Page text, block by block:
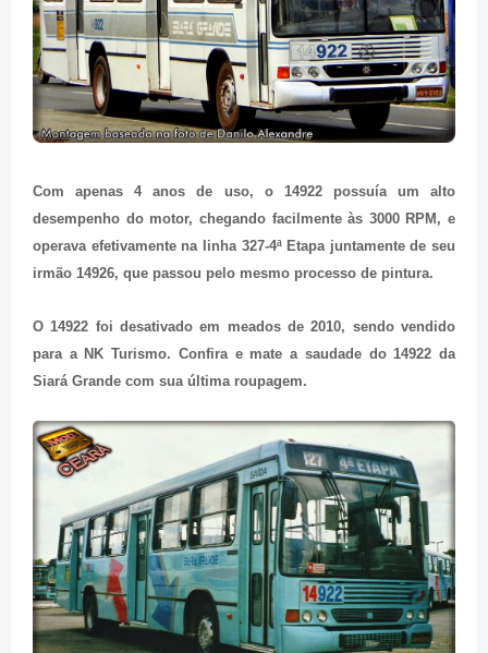
Com apenas 4 anos de uso, o 14922 possuía um alto
desempenho do motor, chegando facilmente às 3000 RPM, e
operava efetivamente na linha 327-4ª Etapa juntamente de seu
irmão 14926, que passou pelo mesmo processo de pintura.
O 14922 foi desativado em meados de 2010, sendo vendido
para a NK Turismo. Confira e mate a saudade do 14922 da
Siará Grande com sua última roupagem.